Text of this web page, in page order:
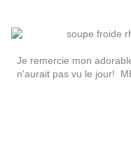
Je remercie mon
n'aurait pas vu le jour!